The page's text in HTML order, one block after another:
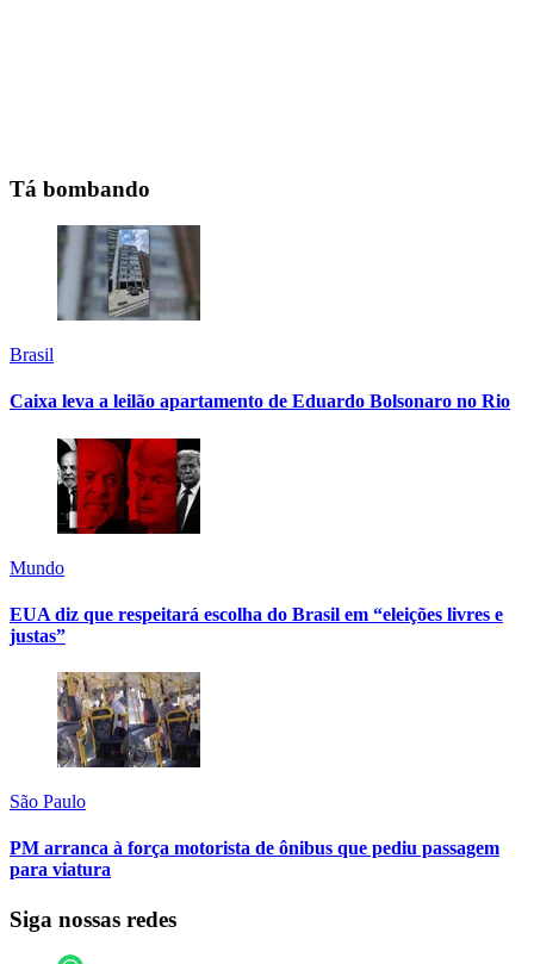
Tá bombando
Brasil
Caixa leva a leilão apartamento de Eduardo Bolsonaro no Rio
Mundo
EUA diz que respeitará escolha do Brasil em “eleições livres e
justas”
São Paulo
PM arranca à força motorista de ônibus que pediu passagem
para viatura
Siga nossas redes